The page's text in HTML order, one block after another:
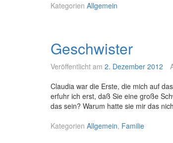
Kategorien Allgemein
Geschwister
Veröffentlicht am 2. Dezember 2012
Claudia war die Erste, die mich auf
erfuhr ich erst, daß Sie eine große
das sein? Warum hatte sie mir das
Kategorien Allgemein, Familie